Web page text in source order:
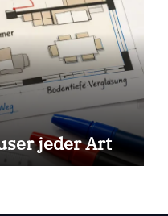
jeder Art